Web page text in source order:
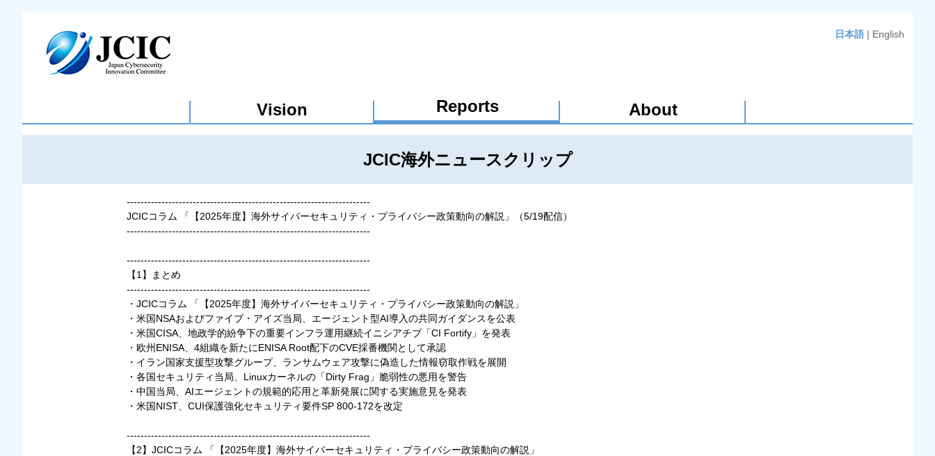
日本語 | English
Vision Reports About
JCIC海外ニュースクリップ
----------------------------------------------------------------------
JCICコラム 「【2025年度】海外サイバーセキュリティ・プライバシー政策動向の解説」（5/19配信）
----------------------------------------------------------------------
----------------------------------------------------------------------
【1】まとめ
----------------------------------------------------------------------
・JCICコラム 「【2025年度】海外サイバーセキュリティ・プライバシー政策動向の解説」
・米国NSAおよびファイブ・アイズ当局、エージェント型AI導入の共同ガイダンスを公表
・米国CISA、地政学的紛争下の重要インフラ運用継続イニシアチブ「CI Fortify」を発表
・欧州ENISA、4組織を新たにENISA Root配下のCVE採番機関として承認
・イラン国家支援型攻撃グループ、ランサムウェア攻撃に偽造した情報窃取作戦を展開
・各国セキュリティ当局、Linuxカーネルの「Dirty Frag」脆弱性の悪用を警告
・中国当局、AIエージェントの規範的応用と革新発展に関する実施意見を発表
・米国NIST、CUI保護強化セキュリティ要件SP 800-172を改定
----------------------------------------------------------------------
【2】JCICコラム 「【2025年度】海外サイバーセキュリティ・プライバシー政策動向の解説」